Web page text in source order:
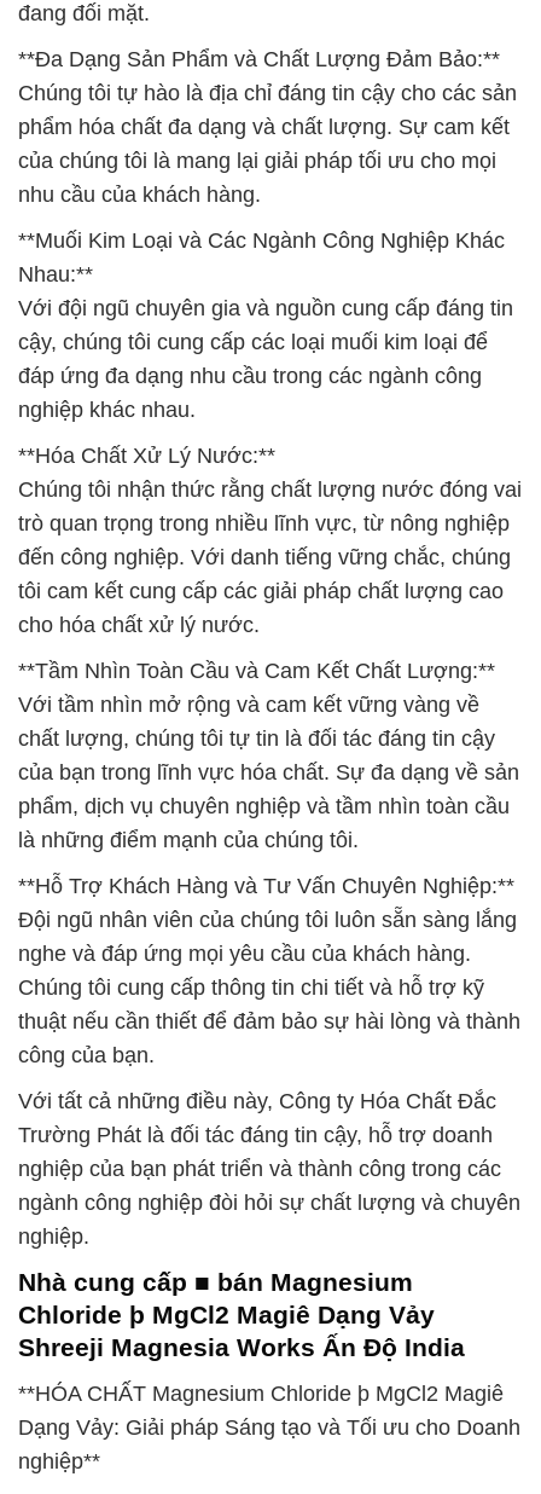
đang đối mặt.
**Đa Dạng Sản Phẩm và Chất Lượng Đảm Bảo:**
Chúng tôi tự hào là địa chỉ đáng tin cậy cho các sản
phẩm hóa chất đa dạng và chất lượng. Sự cam kết
của chúng tôi là mang lại giải pháp tối ưu cho mọi
nhu cầu của khách hàng.
**Muối Kim Loại và Các Ngành Công Nghiệp Khác
Nhau:**
Với đội ngũ chuyên gia và nguồn cung cấp đáng tin
cậy, chúng tôi cung cấp các loại muối kim loại để
đáp ứng đa dạng nhu cầu trong các ngành công
nghiệp khác nhau.
**Hóa Chất Xử Lý Nước:**
Chúng tôi nhận thức rằng chất lượng nước đóng vai
trò quan trọng trong nhiều lĩnh vực, từ nông nghiệp
đến công nghiệp. Với danh tiếng vững chắc, chúng
tôi cam kết cung cấp các giải pháp chất lượng cao
cho hóa chất xử lý nước.
**Tầm Nhìn Toàn Cầu và Cam Kết Chất Lượng:**
Với tầm nhìn mở rộng và cam kết vững vàng về
chất lượng, chúng tôi tự tin là đối tác đáng tin cậy
của bạn trong lĩnh vực hóa chất. Sự đa dạng về sản
phẩm, dịch vụ chuyên nghiệp và tầm nhìn toàn cầu
là những điểm mạnh của chúng tôi.
**Hỗ Trợ Khách Hàng và Tư Vấn Chuyên Nghiệp:**
Đội ngũ nhân viên của chúng tôi luôn sẵn sàng lắng
nghe và đáp ứng mọi yêu cầu của khách hàng.
Chúng tôi cung cấp thông tin chi tiết và hỗ trợ kỹ
thuật nếu cần thiết để đảm bảo sự hài lòng và thành
công của bạn.
Với tất cả những điều này, Công ty Hóa Chất Đắc
Trường Phát là đối tác đáng tin cậy, hỗ trợ doanh
nghiệp của bạn phát triển và thành công trong các
ngành công nghiệp đòi hỏi sự chất lượng và chuyên
nghiệp.
Nhà cung cấp ■ bán Magnesium
Chloride þ MgCl2 Magiê Dạng Vảy
Shreeji Magnesia Works Ấn Độ India
**HÓA CHẤT Magnesium Chloride þ MgCl2 Magiê
Dạng Vảy: Giải pháp Sáng tạo và Tối ưu cho Doanh
nghiệp**